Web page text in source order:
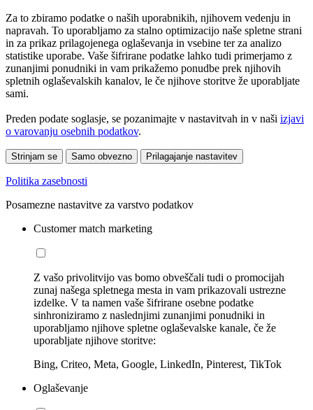
Za to zbiramo podatke o naših uporabnikih, njihovem vedenju in
napravah. To uporabljamo za stalno optimizacijo naše spletne strani
in za prikaz prilagojenega oglaševanja in vsebine ter za analizo
statistike uporabe. Vaše šifrirane podatke lahko tudi primerjamo z
zunanjimi ponudniki in vam prikažemo ponudbe prek njihovih
spletnih oglaševalskih kanalov, le če njihove storitve že uporabljate
sami.
Preden podate soglasje, se pozanimajte v nastavitvah in v naši izjavi
o varovanju osebnih podatkov.
Strinjam se Samo obvezno Prilagajanje nastavitev
Politika zasebnosti
Posamezne nastavitve za varstvo podatkov
Customer match marketing
Z vašo privolitvijo vas bomo obveščali tudi o promocijah
zunaj našega spletnega mesta in vam prikazovali ustrezne
izdelke. V ta namen vaše šifrirane osebne podatke
sinhroniziramo z naslednjimi zunanjimi ponudniki in
uporabljamo njihove spletne oglaševalske kanale, če že
uporabljate njihove storitve:
Bing, Criteo, Meta, Google, LinkedIn, Pinterest, TikTok
Oglaševanje